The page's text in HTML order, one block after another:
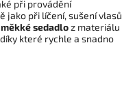
při provádění
jako při líčení, sušení vlasů
sedadloz materiálu
díky které rychle a snadno